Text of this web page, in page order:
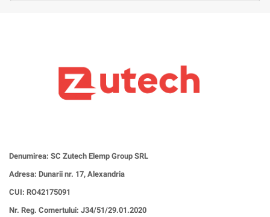
Denumirea: SC Zutech Elemp Group SRL
Adresa: Dunarii nr. 17, Alexandria
CUI: RO42175091
Nr. Reg. Comertului: J34/51/29.01.2020